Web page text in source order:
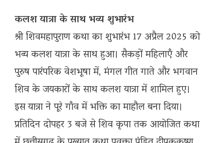
कलश यात्रा के साथ भव्य शुभारंभ
श्री शिवमहापुराण कथा का शुभारंभ 17 अप्रैल 2025 को
भव्य कलश यात्रा के साथ हुआ। सैकड़ों महिलाएँ और
पुरुष पारंपरिक वेशभूषा में, मंगल गीत गाते और भगवान
शिव के जयकारों के साथ कलश यात्रा में शामिल हुए।
इस यात्रा ने पूरे गाँव में भक्ति का माहौल बना दिया।
प्रतिदिन दोपहर 3 बजे से शिव कृपा तक आयोजित कथा